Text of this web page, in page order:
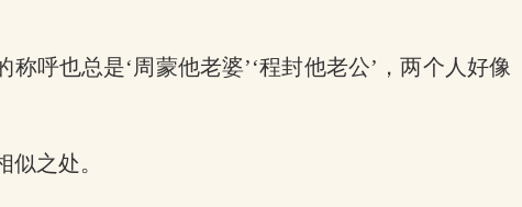
呼也总是‘周蒙他老婆’‘程封他老公’，两个人好像
之处。